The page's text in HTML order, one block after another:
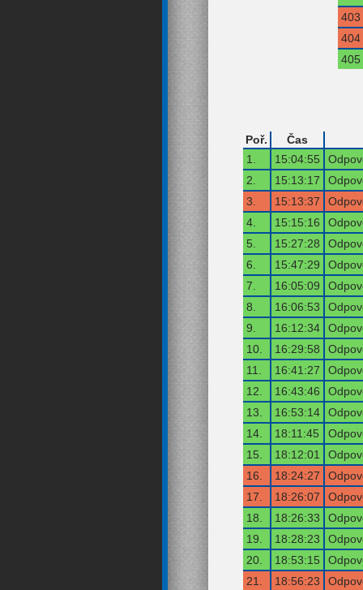
403
404
405
Poř.
Čas
1.
15:04:55
2.
15:13:17
3.
15:13:37
4.
15:15:16
5.
15:27:28
6.
15:47:29
7.
16:05:09
8.
16:06:53
9.
16:12:34
10.
16:29:58
11.
16:41:27
12.
16:43:46
13.
16:53:14
14.
18:11:45
15.
18:12:01
16.
18:24:27
17.
18:26:07
18.
18:26:33
19.
18:28:23
20.
18:53:15
21.
18:56:23